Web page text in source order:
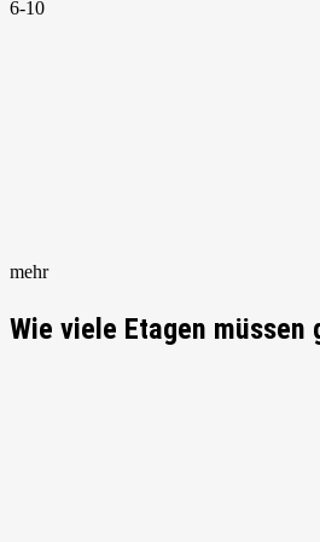
6-10
mehr
Wie viele Etagen müssen